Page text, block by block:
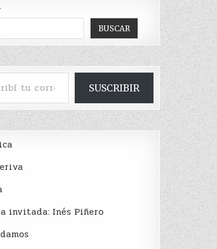
BUSCAR
electrónico…
SUSCRIBIR
invitada: Inés Piñero